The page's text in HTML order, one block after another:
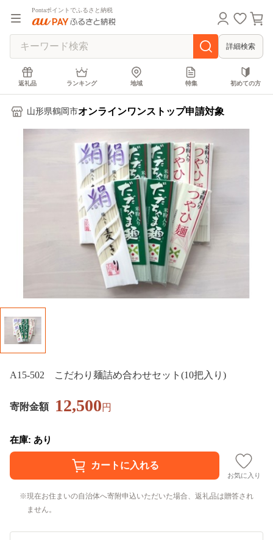
Pontaポイントでふるさと納税
詳細検索
返礼品 ランキング 地域 特集 初めての方
山形県鶴岡市オンラインワンストップ申請対象
A15-502 こだわり麺詰め合わせセット(10把入り)
寄附金額 12,500円
在庫: あり
お気に入り
現在お住まいの自治体へ寄附申込いただいた場合、返礼品は贈答され
ません。